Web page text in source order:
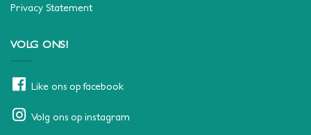
Privacy Statement
VOLG ONS!
Like ons op facebook
Volg ons op instagram